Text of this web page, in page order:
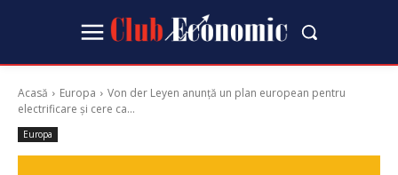
Acasă Europa
Von der Leyen anunță un plan european pentru
electrificare și cere ca...
Europa